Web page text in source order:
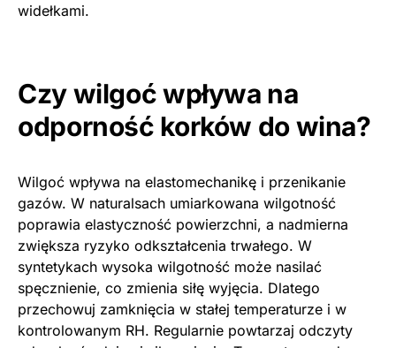
widełkami.
Czy wilgoć wpływa na
odporność korków do wina?
Wilgoć wpływa na elastomechanikę i przenikanie
gazów. W naturalsach umiarkowana wilgotność
poprawia elastyczność powierzchni, a nadmierna
zwiększa ryzyko odkształcenia trwałego. W
syntetykach wysoka wilgotność może nasilać
spęcznienie, co zmienia siłę wyjęcia. Dlatego
przechowuj zamknięcia w stałej temperaturze i w
kontrolowanym RH. Regularnie powtarzaj odczyty